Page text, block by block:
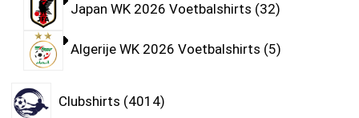
Japan WK 2026 Voetbalshirts 32
Algerije WK 2026 Voetbalshirts 5
Clubshirts 4014